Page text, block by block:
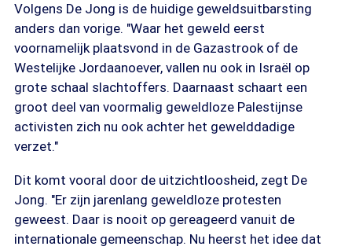
Volgens De Jong is de huidige geweldsuitbarsting
anders dan vorige. "Waar het geweld eerst
voornamelijk plaatsvond in de Gazastrook of de
Westelijke Jordaanoever, vallen nu ook in Israël op
grote schaal slachtoffers. Daarnaast schaart een
groot deel van voormalig geweldloze Palestijnse
activisten zich nu ook achter het gewelddadige
verzet."
Dit komt vooral door de uitzichtloosheid, zegt De
Jong. "Er zijn jarenlang geweldloze protesten
geweest. Daar is nooit op gereageerd vanuit de
internationale gemeenschap. Nu heerst het idee dat